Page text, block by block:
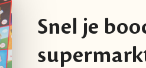
Snel je